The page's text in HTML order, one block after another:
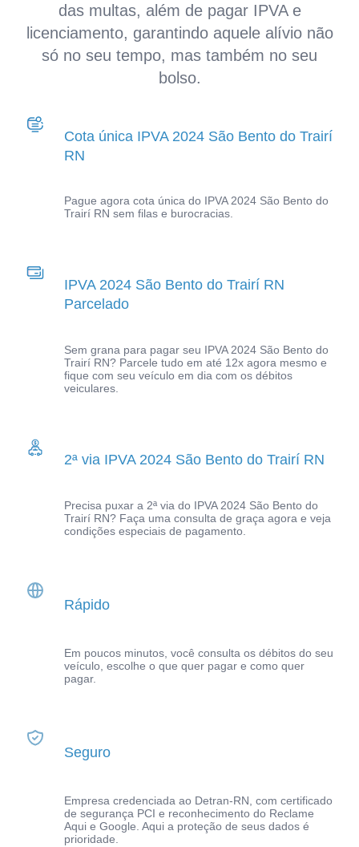
das multas, além de pagar IPVA e
licenciamento, garantindo aquele alívio não
só no seu tempo, mas também no seu
bolso.
Cota única IPVA 2024 São Bento do Trairí
RN
Pague agora cota única do IPVA 2024 São Bento do
Trairí RN sem filas e burocracias.
IPVA 2024 São Bento do Trairí RN
Parcelado
Sem grana para pagar seu IPVA 2024 São Bento do
Trairí RN? Parcele tudo em até 12x agora mesmo e
fique com seu veículo em dia com os débitos
veiculares.
2ª via IPVA 2024 São Bento do Trairí RN
Precisa puxar a 2ª via do IPVA 2024 São Bento do
Trairí RN? Faça uma consulta de graça agora e veja
condições especiais de pagamento.
Rápido
Em poucos minutos, você consulta os débitos do seu
veículo, escolhe o que quer pagar e como quer
pagar.
Seguro
Empresa credenciada ao Detran-RN, com certificado
de segurança PCI e reconhecimento do Reclame
Aqui e Google. Aqui a proteção de seus dados é
prioridade.